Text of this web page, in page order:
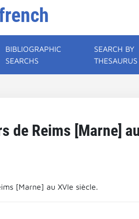
BIBLIOGRAPHIC
SEARCHS
SEARCH BY
THESAURUS
de Reims [Marne]
[Marne] au XVIe siècle.